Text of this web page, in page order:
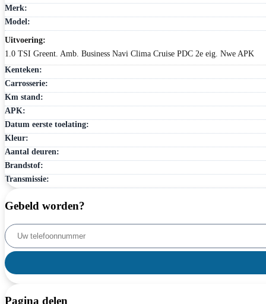
Merk:
Model:
Uitvoering:
1.0 TSI Greent. Amb. Business Navi Clima Cruise PDC 2e eig. Nwe APK
Kenteken:
Carrosserie:
Km stand:
APK:
Datum eerste toelating:
Kleur:
Aantal deuren:
Brandstof:
Transmissie:
Gebeld worden?
Pagina delen